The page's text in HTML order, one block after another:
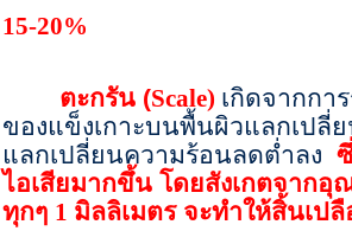
15-20%
ตะกรัน (Scale) เกิดจากกา
ของแข็งเกาะบนพื้นผิวแลกเปลี่
แลกเปลี่ยนความร้อนลดต่ำลง
ไอเสียมากขึ้น โดยสังเกตจาก
ทุกๆ 1 มิลลิเมตร จะทำให้สิ้นเป